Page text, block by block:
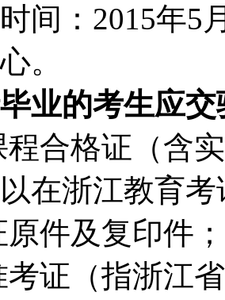
间：2015年5
。
业的考生应
合格证（含
在浙江教育
件及复印件；
证（指浙江